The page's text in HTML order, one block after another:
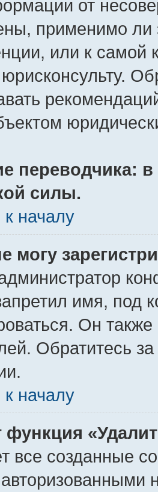
от
применимо ли
или к самой
переводчика:
силы.
началу
могу
имя, под
Он
Обратитесь
началу
функция
все созданные
авторизованными